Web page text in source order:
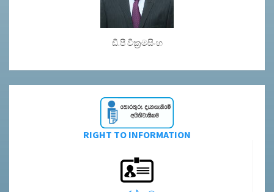
ඩී.පී වික්‍රමසිංහ
RIGHT TO INFORMATION